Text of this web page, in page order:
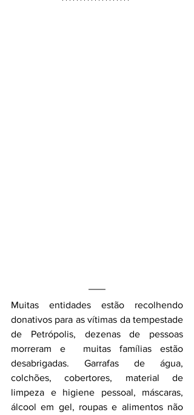
Muitas entidades estão recolhendo
donativos para as vítimas da tempestade
de Petrópolis, dezenas de pessoas
morreram e  muitas famílias estão
desabrigadas. Garrafas de água,
colchões, cobertores, material de
limpeza e higiene pessoal, máscaras,
álcool em gel, roupas e alimentos não